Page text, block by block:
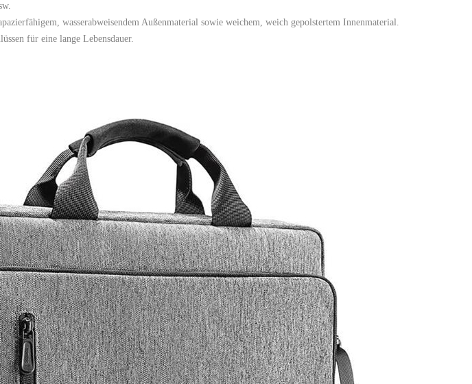
wasserabweisendem Außenmaterial sowie weichem, weich gepolstertem Innenmaterial.
für eine lange Lebensdauer.